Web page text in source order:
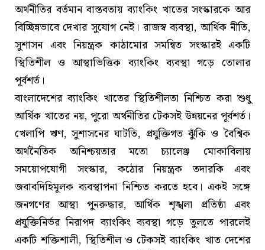
অর্থনীতির বর্তমান বাস্তবতায় ব্যাংকিং খাতের সংস্কারকে আর
বিচ্ছিন্নভাবে দেখার সুযোগ নেই। রাজস্ব ব্যবস্থা, আর্থিক নীতি,
সুশাসন এবং নিয়ন্ত্রক কাঠামোর সমন্বিত সংস্কারই একটি
স্থিতিশীল ও আস্থাভিত্তিক ব্যাংকিং ব্যবস্থা গড়ে তোলার
পূর্বশর্ত।
বাংলাদেশের ব্যাংকিং খাতের স্থিতিশীলতা নিশ্চিত করা শুধু
আর্থিক খাতের নয়, পুরো অর্থনীতির টেকসই উন্নয়নের পূর্বশর্ত।
খেলাপি ঋণ, সুশাসনের ঘাটতি, প্রযুক্তিগত ঝুঁকি ও বৈশ্বিক
অর্থনৈতিক অনিশ্চয়তার মতো চ্যালেঞ্জ মোকাবিলায়
সময়োপযোগী সংস্কার, কঠোর নিয়ন্ত্রক তদারকি এবং
জবাবদিহিমূলক ব্যবস্থাপনা নিশ্চিত করতে হবে। একই সঙ্গে
জনগণের আস্থা পুনরুদ্ধার, আর্থিক শৃঙ্খলা প্রতিষ্ঠা এবং
প্রযুক্তিনির্ভর নিরাপদ ব্যাংকিং ব্যবস্থা গড়ে তুলতে পারলেই
একটি শক্তিশালী, স্থিতিশীল ও টেকসই ব্যাংকিং খাত দেশের